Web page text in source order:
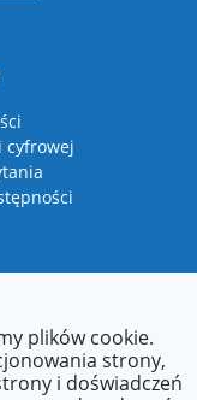
cyfrowej
plików cookie.
strony,
i doświadczeń